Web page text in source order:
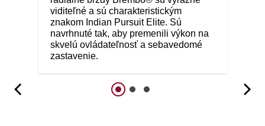
viditeľné a sú charakteristickým
znakom Indian Pursuit Elite. Sú
navrhnuté tak, aby premenili výkon na
skvelú ovládateľnosť a sebavedomé
zastavenie.